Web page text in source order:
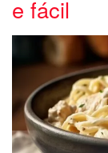
e fácil